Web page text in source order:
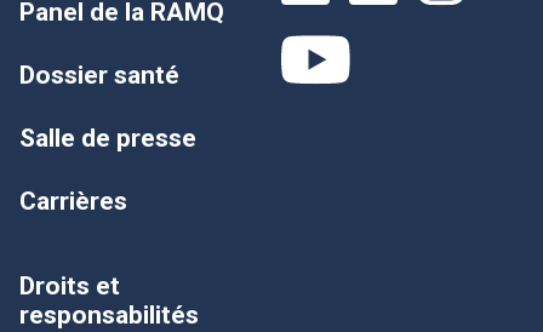
Panel de la RAMQ
Dossier santé
Salle de presse
Carrières
Droits et
responsabilités